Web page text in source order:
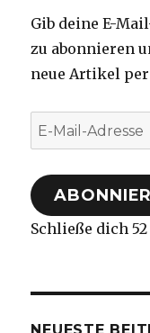
Gib deine E-
zu abonnieren
neue Artikel
E-
Mail-
Adresse
Schließe dich